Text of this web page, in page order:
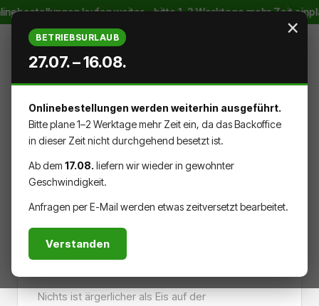
Zum Hauptinhalt springenlaufen weiter – bitte 1–2 Werktage mehr Zeit
DU HAST 0 PRODUKTE AUF
MATERIALIEN
Eiskratzer
Nichts ist ärgerlicher als Eis auf der
×
BETRIEBSURLAUB
27.07. – 16.08.
Onlinebestellungen werden weiterhin ausgeführt.
Bitte plane 1–2 Werktage mehr Zeit ein, da das Backoffice
in dieser Zeit nicht durchgehend besetzt ist.
Ab dem 17.08. liefern wir wieder in gewohnter
Geschwindigkeit.
Anfragen per E-Mail werden etwas zeitversetzt bearbeitet.
Verstanden